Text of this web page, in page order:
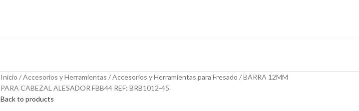
Inicio Accesorios y Herramientas Accesorios y Herramientas para Fresado
BARRA 12MM
PARA CABEZAL ALESADOR FBB44 REF: BRB1012-45
Back to products